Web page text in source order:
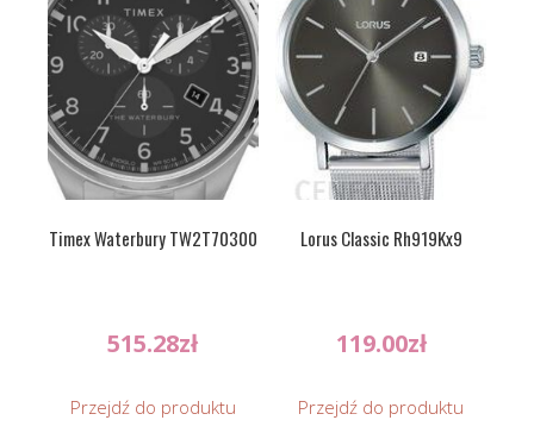
Timex Waterbury TW2T70300
515.28zł
Przejdź do produktu
Lorus Classic Rh919Kx9
119.00zł
Przejdź do produktu